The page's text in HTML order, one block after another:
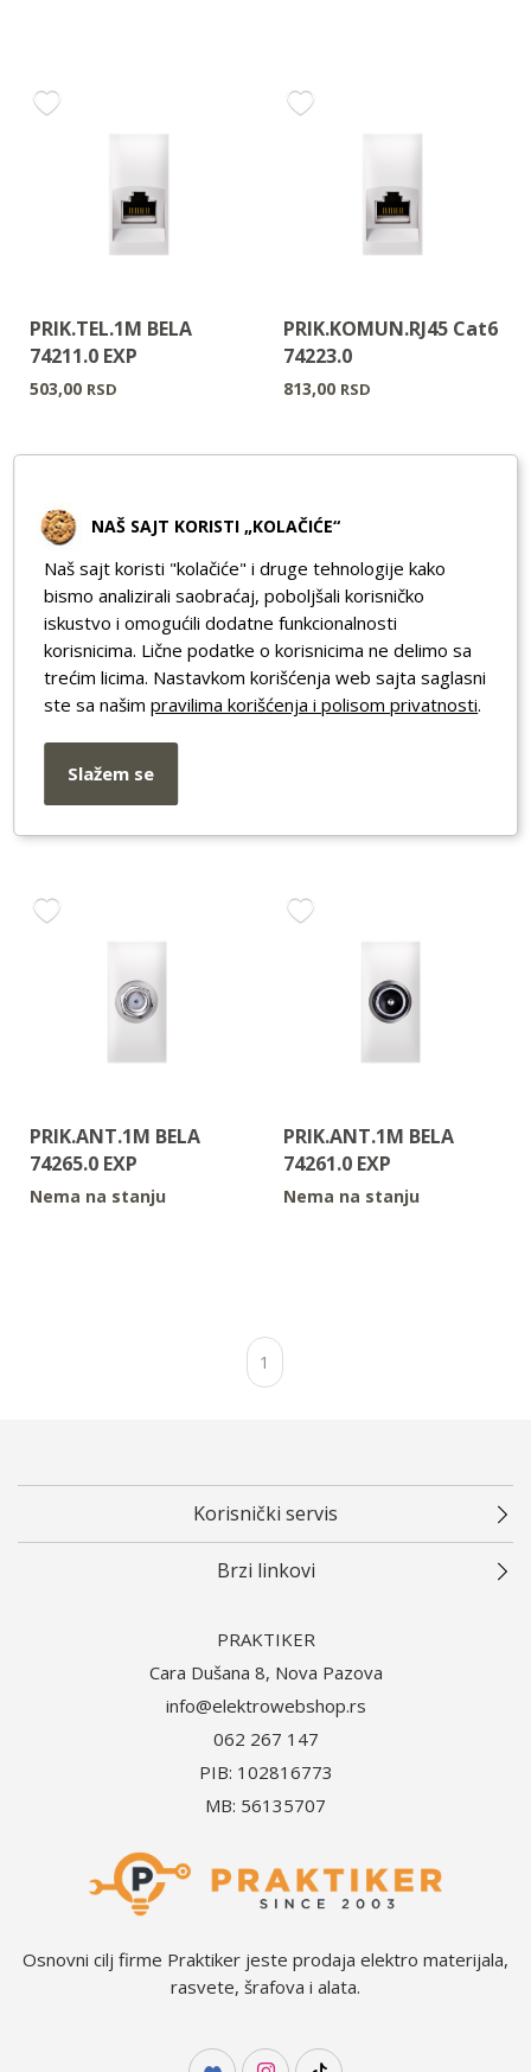
PRIK.TEL.1M BELA
74211.0 EXP
503,00 RSD
PRIK.KOMUN.RJ45 Cat6
74223.0
813,00 RSD
BELA EXP
PRIK.ANT.1M BELA
74265.0 EXP
Nema na stanju
PRIK.ANT.1M BELA
74261.0 EXP
Nema na stanju
1
Korisnički servis
Brzi linkovi
PRAKTIKER
Cara Dušana 8, Nova Pazova
info@elektrowebshop.rs
062 267 147
PIB: 102816773
MB: 56135707
Osnovni cilj firme Praktiker jeste prodaja elektro materijala,
rasvete, šrafova i alata.
NAŠ SAJT KORISTI „KOLAČIĆE“
Naš sajt koristi "kolačiće" i druge tehnologije kako
bismo analizirali saobraćaj, poboljšali korisničko
iskustvo i omogućili dodatne funkcionalnosti
korisnicima. Lične podatke o korisnicima ne delimo sa
trećim licima. Nastavkom korišćenja web sajta saglasni
ste sa našimpravilima korišćenja i polisom privatnosti.
Slažem se